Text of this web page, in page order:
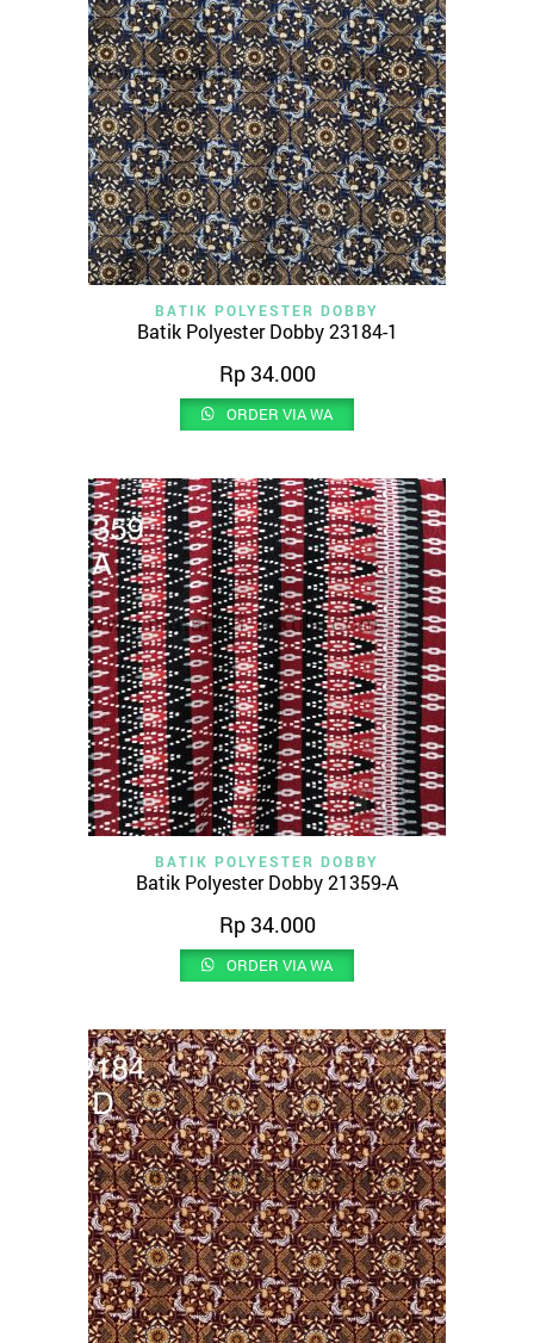
BATIK POLYESTER DOBBY
Batik Polyester Dobby 23184-1
Rp34.000
ORDER VIA WA
BATIK POLYESTER DOBBY
Batik Polyester Dobby 21359-A
Rp34.000
ORDER VIA WA